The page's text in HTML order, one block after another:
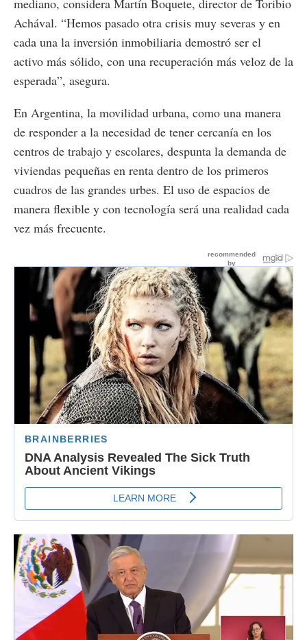
mediano, considera Martín Boquete, director de Toribio
Achával. “Hemos pasado otra crisis muy severas y en
cada una la inversión inmobiliaria demostró ser el
activo más sólido, con una recuperación más veloz de la
esperada”, asegura.
En Argentina, la movilidad urbana, como una manera
de responder a la necesidad de tener cercanía en los
centros de trabajo y escolares, despunta la demanda de
viviendas pequeñas en renta dentro de los primeros
cuadros de las grandes urbes. El uso de espacios de
manera flexible y con tecnología será una realidad cada
vez más frecuente.